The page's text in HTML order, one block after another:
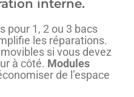
interne.
pour 1, 2 ou 3 bacs
les réparations.
si vous devez
à côté. Modules
de l’espace